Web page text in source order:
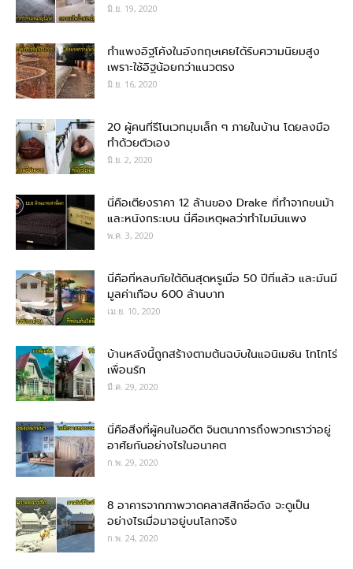
มิ.ย. 19, 2020
กำแพงอิฐโค้งในอังกฤษเคยได้รับความนิยมสูง
เพราะใช้อิฐน้อยกว่าแนวตรง
มิ.ย. 16, 2020
20 ผู้คนที่รีโนเวทมุมเล็ก ๆ ภายในบ้าน โดยลงมือ
ทำด้วยตัวเอง
มิ.ย. 2, 2020
นี่คือเตียงราคา 12 ล้านของ Drake ที่ทำจากขนม้า
และหนังกระเบน นี่คือเหตุผลว่าทำไมมันแพง
พ.ค. 3, 2020
นี่คือที่หลบภัยใต้ดินสุดหรูเมื่อ 50 ปีที่แล้ว และมันมี
มูลค่าเกือบ 600 ล้านบาท
เม.ย. 10, 2020
บ้านหลังนี้ถูกสร้างตามต้นฉบับในแอนิเมชัน โทโทโร่
เพื่อนรัก
มี.ค. 29, 2020
นี่คือสิ่งที่ผู้คนในอดีต จินตนาการถึงพวกเราว่าอยู่
อาศัยกันอย่างไรในอนาคต
ก.พ. 29, 2020
8 อาคารจากภาพวาดคลาสสิกชื่อดัง จะดูเป็น
อย่างไรเมื่อมาอยู่บนโลกจริง
ก.พ. 24, 2020